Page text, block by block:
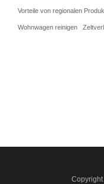
Vorteile von regionalen
Wohnwagen reinigen